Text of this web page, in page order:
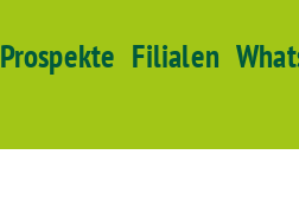
Prospekte Filialen